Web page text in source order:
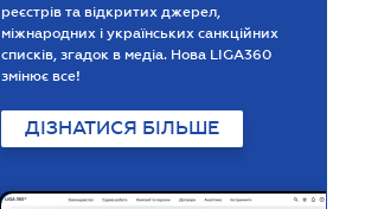
реєстрів та відкритих джерел,
міжнародних і українських санкційних
списків, згадок в медіа. Нова LIGA360
змінює все!
ДІЗНАТИСЯ БІЛЬШЕ